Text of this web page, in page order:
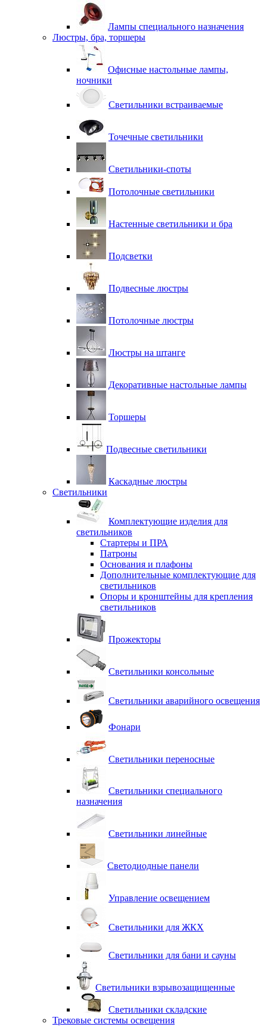
Лампы специального назначения
Люстры, бра, торшеры
Офисные настольные лампы,
ночники
Светильники встраиваемые
Точечные светильники
Светильники-споты
Потолочные светильники
Настенные светильники и бра
Подсветки
Подвесные люстры
Потолочные люстры
Люстры на штанге
Декоративные настольные лампы
Торшеры
Подвесные светильники
Каскадные люстры
Светильники
Комплектующие изделия для
светильников
Стартеры и ПРА
Патроны
Основания и плафоны
Дополнительные комплектующие для
светильников
Опоры и кронштейны для крепления
светильников
Прожекторы
Светильники консольные
Светильники аварийного освещения
Фонари
Светильники переносные
Светильники специального
назначения
Светильники линейные
Светодиодные панели
Управление освещением
Светильники для ЖКХ
Светильники для бани и сауны
Светильники взрывозащищенные
Светильники складские
Трековые системы освещения